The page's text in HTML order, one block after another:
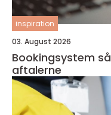
inspiration
03. August 2026
Bookingsystem sådan får du styr på
aftalerne